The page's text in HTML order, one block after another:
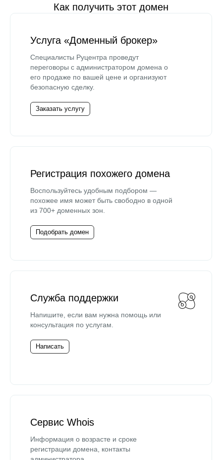
Как получить этот домен
Услуга «Доменный брокер»
Специалисты Руцентра проведут
переговоры с администратором домена о
его продаже по вашей цене и организуют
безопасную сделку.
Заказать услугу
Регистрация похожего домена
Воспользуйтесь удобным подбором —
похожее имя может быть свободно в одной
из 700+ доменных зон.
Подобрать домен
Служба поддержки
Напишите, если вам нужна помощь или
консультация по услугам.
Написать
Сервис Whois
Информация о возрасте и сроке
регистрации домена, контакты